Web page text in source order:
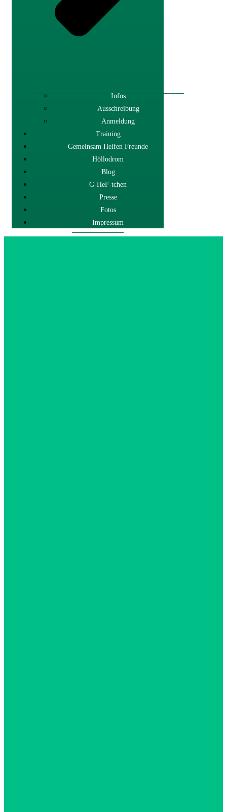
Infos
Ausschreibung
Anmeldung
Training
Gemeinsam Helfen Freunde
Höllodrom
Blog
G-HeF-tchen
Presse
Fotos
Impressum